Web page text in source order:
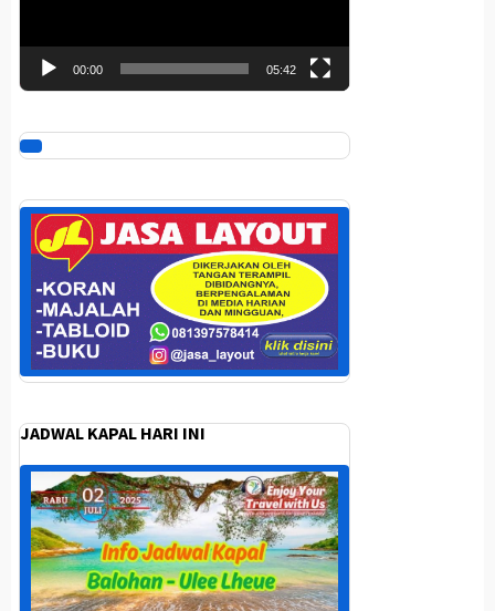
00:00 05:42
JADWAL KAPAL HARI INI